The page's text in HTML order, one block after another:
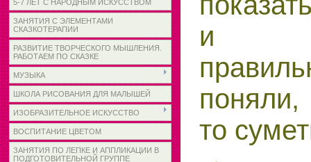
5-7 ЛЕТ С НАРОДНЫМ ИСКУССТВОМ
ЗАНЯТИЯ С ЭЛЕМЕНТАМИ
СКАЗКОТЕРАПИИ
РАЗВИТИЕ ТВОРЧЕСКОГО МЫШЛЕНИЯ.
РАБОТАЕМ ПО СКАЗКЕ
МУЗЫКА
ШКОЛА РИСОВАНИЯ ДЛЯ МАЛЫШЕЙ
ИЗОБРАЗИТЕЛЬНОЕ ИСКУССТВО
ВОСПИТАНИЕ ЦВЕТОМ
ЗАНЯТИЯ ПО ЛЕПКЕ И АППЛИКАЦИИ В
ПОДГОТОВИТЕЛЬНОЙ ГРУППЕ
и
то